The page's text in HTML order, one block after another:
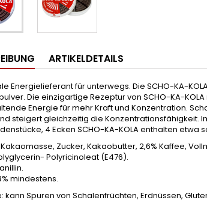
ARTIKELDETAILS
Energielieferant für unterwegs. Die SCHO-KA-
Die einzigartige Rezeptur von SCHO-KA-
Energie für mehr Kraft und Konzentration.
steigert gleichzeitig die Konzentrationsfähigkeit.
4 Ecken SCHO-KA-KOLA enthalten etwa
Kakaomasse, Zucker, Kakaobutter, 2,6% Kaffee,
Polyricinoleat (E476).
mindestens.
kann Spuren von Schalenfrüchten, Erdnüssen,